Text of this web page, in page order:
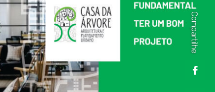
Compartilhe